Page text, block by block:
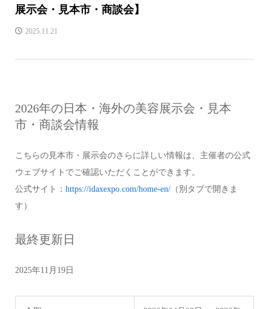
展示会・見本市・商談会】
2025.11.21
2026年の日本・海外の美容展示会・見本
市・商談会情報
こちらの見本市・展示会のさらに詳しい情報は、主催者の公式
ウェブサイトでご確認いただくことができます。
公式サイト： https://idaxexpo.com/home-en/（別タブで開きま
す）
最終更新日
2025年11月19日